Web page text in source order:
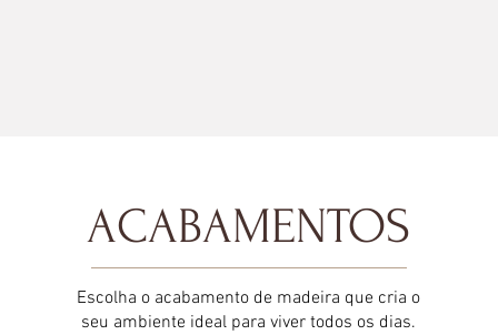
ACABAMENTOS
Escolha o acabamento de madeira que cria o
seu ambiente ideal para viver todos os dias.